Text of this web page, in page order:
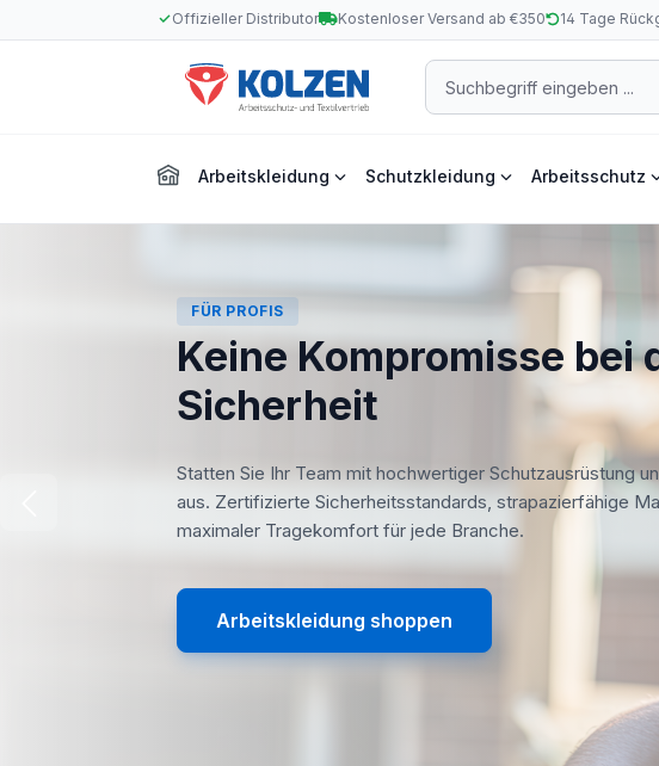
Hauptinhalt springen
Zur Suche springen
Zur Hauptnavigation springen
Offizieller Distributor Kostenloser Versand ab €350 14 Tage
Arbeitskleidung Schutzkleidung Arbeitsschutz
FÜR PROFIS
Keine Kompromisse bei
Sicherheit
Statten Sie Ihr Team mit hochwertiger Schutzausrüstung
aus. Zertifizierte Sicherheitsstandards, strapazierfähige
maximaler Tragekomfort für jede Branche.
Arbeitskleidung shoppen